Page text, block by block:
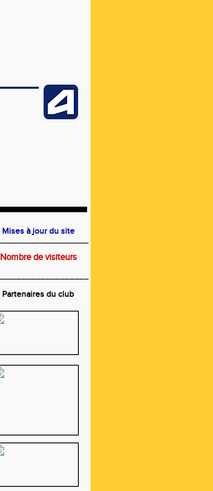
Mises à jour du site
Nombre de visiteurs
Partenaires du club